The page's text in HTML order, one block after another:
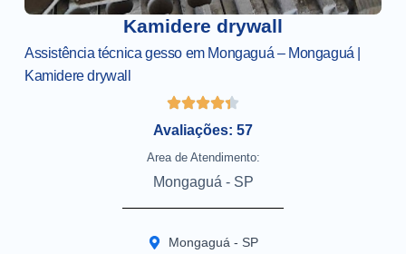
Kamidere drywall
Assistência técnica gesso em Mongaguá – Mongaguá |
Kamidere drywall
Avaliações: 57
Area de Atendimento:
Mongaguá - SP
Mongaguá - SP